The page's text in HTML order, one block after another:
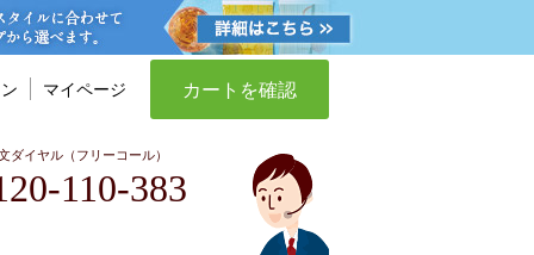
マイページ カートを確認
ダイヤル（フリーコール）
110-383